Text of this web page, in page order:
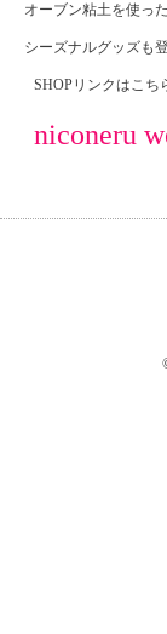
オーブン粘土を使っ
シーズナルグッズも
SHOPリンクはこち
niconeru